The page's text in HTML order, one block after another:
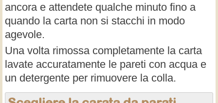
ancora e attendete qualche minuto fino a
quando la carta non si stacchi in modo
agevole.
Una volta rimossa completamente la carta
lavate accuratamente le pareti con acqua e
un detergente per rimuovere la colla.